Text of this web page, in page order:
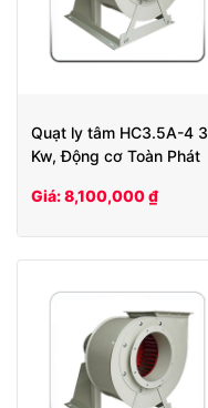
Quạt ly tâm HC3.5A-4 3
Kw, Động cơ Toàn Phát
Giá: 8,100,000 ₫